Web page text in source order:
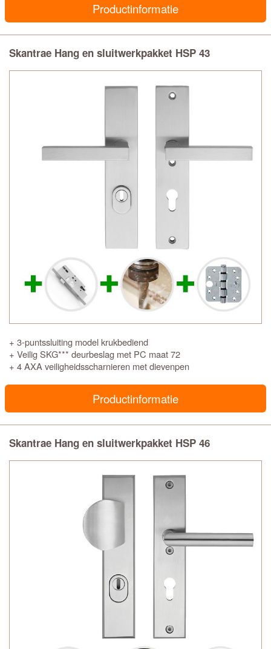
Productinformatie
Skantrae Hang en sluitwerkpakket HSP 43
+ 3-puntssluiting model krukbediend
+ Veilig SKG*** deurbeslag met PC maat 72
+ 4 AXA veiligheidsscharnieren met dievenpen
Productinformatie
Skantrae Hang en sluitwerkpakket HSP 46